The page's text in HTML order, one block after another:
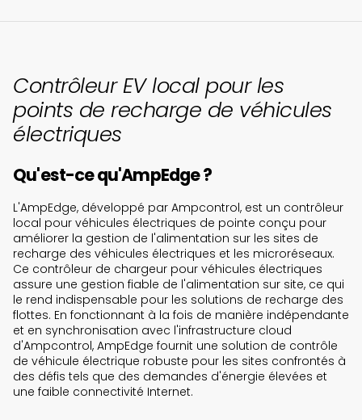
Contrôleur EV local pour les
points de recharge de véhicules
électriques
Qu'est-ce qu'AmpEdge ?
L'AmpEdge, développé par Ampcontrol, est un contrôleur
local pour véhicules électriques de pointe conçu pour
améliorer la gestion de l'alimentation sur les sites de
recharge des véhicules électriques et les microréseaux.
Ce contrôleur de chargeur pour véhicules électriques
assure une gestion fiable de l'alimentation sur site, ce qui
le rend indispensable pour les solutions de recharge des
flottes. En fonctionnant à la fois de manière indépendante
et en synchronisation avec l'infrastructure cloud
d'Ampcontrol, AmpEdge fournit une solution de contrôle
de véhicule électrique robuste pour les sites confrontés à
des défis tels que des demandes d'énergie élevées et
une faible connectivité Internet.